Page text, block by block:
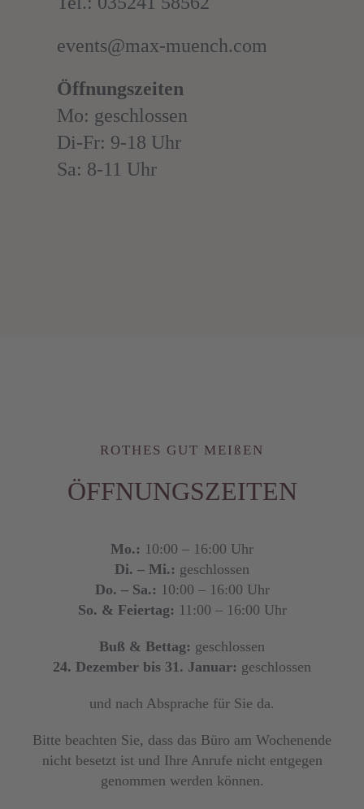
events@max-muench.com
Öffnungszeiten
Mo: geschlossen
Di-Fr: 9-18 Uhr
Sa: 8-11 Uhr
ROTHES GUT MEIßEN
ÖFFNUNGSZEITEN
Mo.: 10:00 – 16:00 Uhr
Di. – Mi.: geschlossen
Do. – Sa.: 10:00 – 16:00 Uhr
So. & Feiertag: 11:00 – 16:00 Uhr
Buß & Bettag: geschlossen
24. Dezember bis 31. Januar: geschlossen
und nach Absprache für Sie da.
Bitte beachten Sie, dass das Büro am Wochenende
nicht besetzt ist und Ihre Anrufe nicht entgegen
genommen werden können.